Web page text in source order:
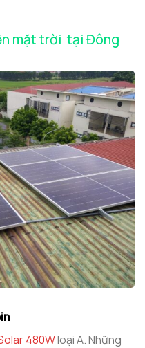
mặt trời tại Đông
480Wloại A. Những